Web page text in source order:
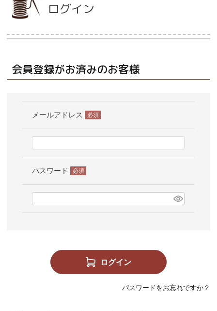
よくあるご質問
返品特約について
新規会員登録
会員規約について
ログイン
会員登録がお済みのお客様
メールアドレス
須)
パスワード
須)
ログイン
パスワードをお忘れですか？